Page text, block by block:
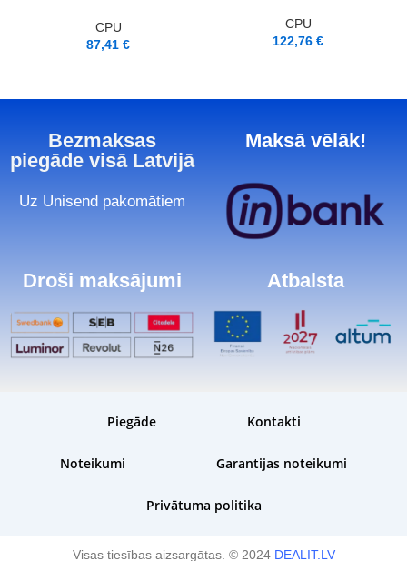
CPU
87,41€
CPU
122,76€
Bezmaksas
piegāde visā Latvijā
Uz Unisend pakomātiem
Maksā vēlāk!
Droši maksājumi Atbalsta
Piegāde Kontakti
Noteikumi Garantijas noteikumi
Privātuma politika
Visas tiesības aizsargātas. © 2024 DEALIT.LV